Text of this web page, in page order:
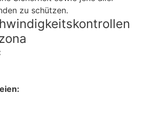
zu schützen.